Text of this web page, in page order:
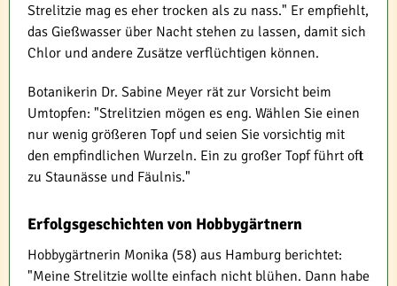
Strelitzie mag es eher trocken als zu nass." Er empfiehlt,
das Gießwasser über Nacht stehen zu lassen, damit sich
Chlor und andere Zusätze verflüchtigen können.
Botanikerin Dr. Sabine Meyer rät zur Vorsicht beim
Umtopfen: "Strelitzien mögen es eng. Wählen Sie einen
nur wenig größeren Topf und seien Sie vorsichtig mit
den empfindlichen Wurzeln. Ein zu großer Topf führt oft
zu Staunässe und Fäulnis."
Erfolgsgeschichten von Hobbygärtnern
Hobbygärtnerin Monika (58) aus Hamburg berichtet:
"Meine Strelitzie wollte einfach nicht blühen. Dann habe